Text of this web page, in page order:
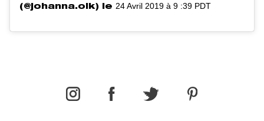
(@johanna.olk) le 24 Avril 2019 à 9 :39 PDT